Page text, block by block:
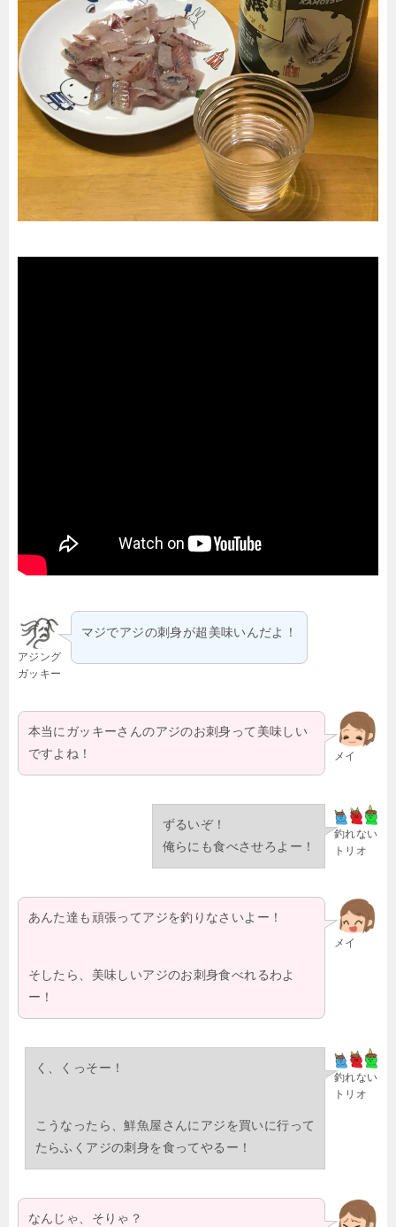
アジング
ガッキー
マジでアジの刺身が超美味いんだよ！
メイ
本当にガッキーさんのアジのお刺身って美味しい
ですよね！
釣れない
トリオ
ずるいぞ！
俺らにも食べさせろよー！
メイ
あんた達も頑張ってアジを釣りなさいよー！
そしたら、美味しいアジのお刺身食べれるわよ
ー！
釣れない
トリオ
く、くっそー！
こうなったら、鮮魚屋さんにアジを買いに行って
たらふくアジの刺身を食ってやるー！
なんじゃ、そりゃ？